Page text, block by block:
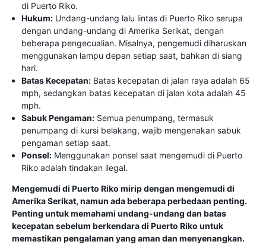
di Puerto Riko.
Hukum: Undang-undang lalu lintas di Puerto Riko serupa
dengan undang-undang di Amerika Serikat, dengan
beberapa pengecualian. Misalnya, pengemudi diharuskan
menggunakan lampu depan setiap saat, bahkan di siang
hari.
Batas Kecepatan: Batas kecepatan di jalan raya adalah 65
mph, sedangkan batas kecepatan di jalan kota adalah 45
mph.
Sabuk Pengaman: Semua penumpang, termasuk
penumpang di kursi belakang, wajib mengenakan sabuk
pengaman setiap saat.
Ponsel: Menggunakan ponsel saat mengemudi di Puerto
Riko adalah tindakan ilegal.
Mengemudi di Puerto Riko mirip dengan mengemudi di
Amerika Serikat, namun ada beberapa perbedaan penting.
Penting untuk memahami undang-undang dan batas
kecepatan sebelum berkendara di Puerto Riko untuk
memastikan pengalaman yang aman dan menyenangkan.